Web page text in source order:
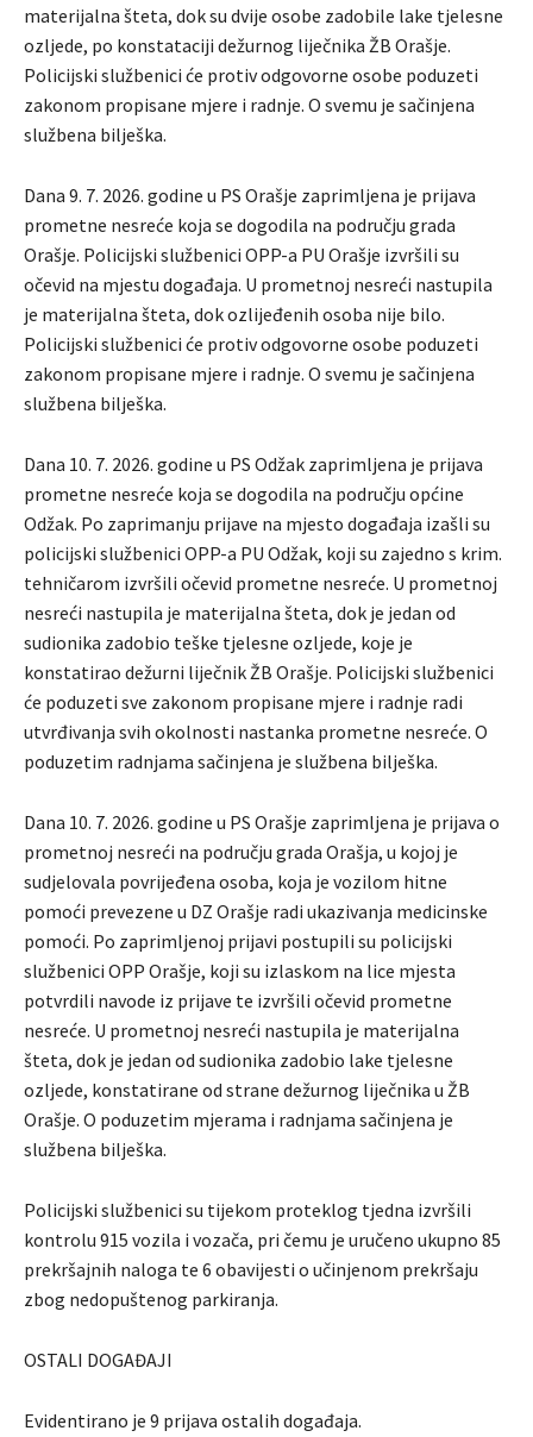
materijalna šteta, dok su dvije osobe zadobile lake tjelesne
ozljede, po konstataciji dežurnog liječnika ŽB Orašje.
Policijski službenici će protiv odgovorne osobe poduzeti
zakonom propisane mjere i radnje. O svemu je sačinjena
službena bilješka.
Dana 9. 7. 2026. godine u PS Orašje zaprimljena je prijava
prometne nesreće koja se dogodila na području grada
Orašje. Policijski službenici OPP-a PU Orašje izvršili su
očevid na mjestu događaja. U prometnoj nesreći nastupila
je materijalna šteta, dok ozlijeđenih osoba nije bilo.
Policijski službenici će protiv odgovorne osobe poduzeti
zakonom propisane mjere i radnje. O svemu je sačinjena
službena bilješka.
Dana 10. 7. 2026. godine u PS Odžak zaprimljena je prijava
prometne nesreće koja se dogodila na području općine
Odžak. Po zaprimanju prijave na mjesto događaja izašli su
policijski službenici OPP-a PU Odžak, koji su zajedno s krim.
tehničarom izvršili očevid prometne nesreće. U prometnoj
nesreći nastupila je materijalna šteta, dok je jedan od
sudionika zadobio teške tjelesne ozljede, koje je
konstatirao dežurni liječnik ŽB Orašje. Policijski službenici
će poduzeti sve zakonom propisane mjere i radnje radi
utvrđivanja svih okolnosti nastanka prometne nesreće. O
poduzetim radnjama sačinjena je službena bilješka.
Dana 10. 7. 2026. godine u PS Orašje zaprimljena je prijava o
prometnoj nesreći na području grada Orašja, u kojoj je
sudjelovala povrijeđena osoba, koja je vozilom hitne
pomoći prevezene u DZ Orašje radi ukazivanja medicinske
pomoći. Po zaprimljenoj prijavi postupili su policijski
službenici OPP Orašje, koji su izlaskom na lice mjesta
potvrdili navode iz prijave te izvršili očevid prometne
nesreće. U prometnoj nesreći nastupila je materijalna
šteta, dok je jedan od sudionika zadobio lake tjelesne
ozljede, konstatirane od strane dežurnog liječnika u ŽB
Orašje. O poduzetim mjerama i radnjama sačinjena je
službena bilješka.
Policijski službenici su tijekom proteklog tjedna izvršili
kontrolu 915 vozila i vozača, pri čemu je uručeno ukupno 85
prekršajnih naloga te 6 obavijesti o učinjenom prekršaju
zbog nedopuštenog parkiranja.
OSTALI DOGAĐAJI
Evidentirano je 9 prijava ostalih događaja.